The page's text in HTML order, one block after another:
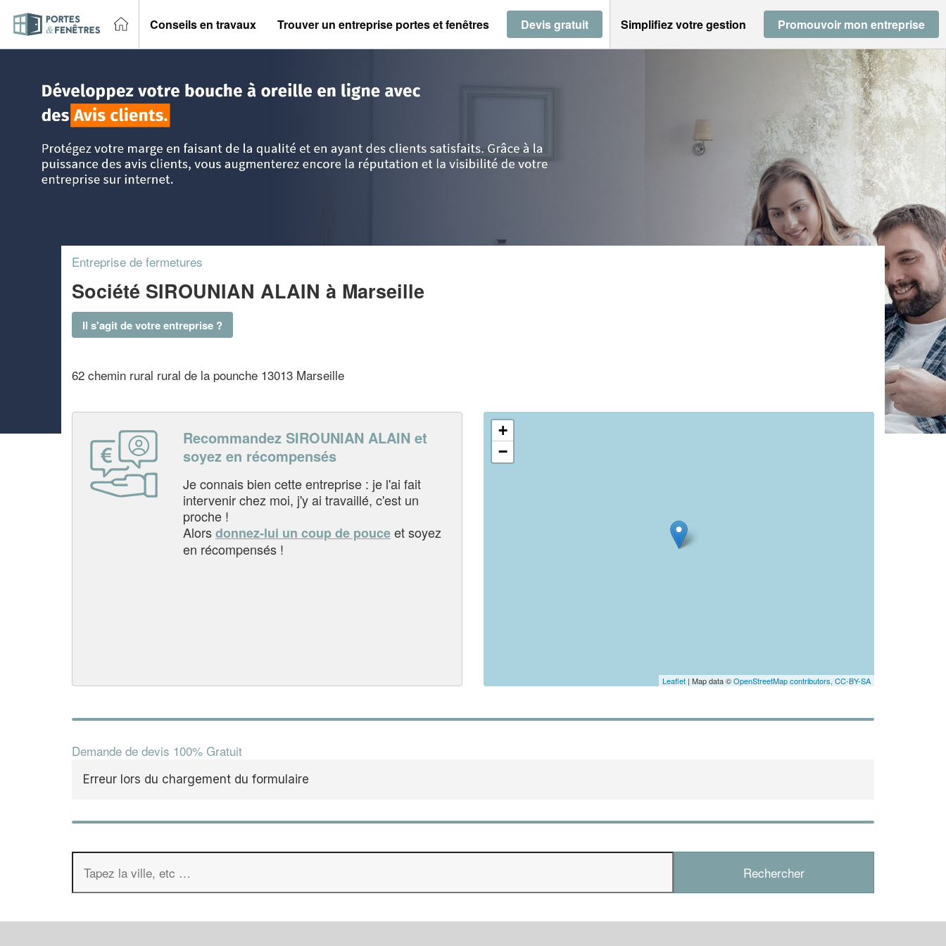
Conseils en travaux Trouver un entreprise portes et fenêtres Devis gratuit Simplifiez votre gestion Promouvoir mon entreprise
Entreprise de fermetures
Société SIROUNIAN ALAIN à Marseille
Il s'agit de votre entreprise ?
62 chemin rural rural de la pounche 13013 Marseille
Recommandez SIROUNIAN ALAIN et
soyez en récompensés
Je connais bien cette entreprise : je l'ai fait
intervenir chez moi, j'y ai travaillé, c'est un
proche !
Alorsdonnez-lui un coup de pouceet soyez
en récompensés !
+
−
Leaflet | Map data ©OpenStreetMap contributors, CC-BY-SA
Demande de devis 100% Gratuit
Erreur lors du chargement du formulaire